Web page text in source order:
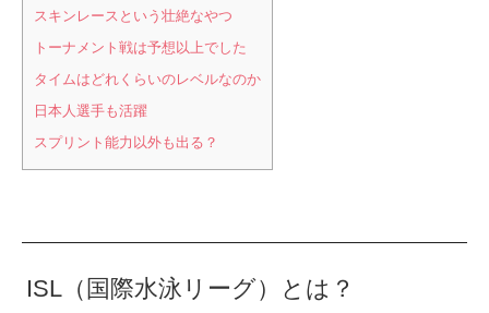
スキンレースという壮絶なやつ
トーナメント戦は予想以上でした
タイムはどれくらいのレベルなのか
日本人選手も活躍
スプリント能力以外も出る？
ISL（国際水泳リーグ）とは？